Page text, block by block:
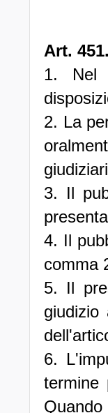
Art.
1. Nel
2. La
3. Il
4. Il
comma
5. Il
giudizio
6.
termine